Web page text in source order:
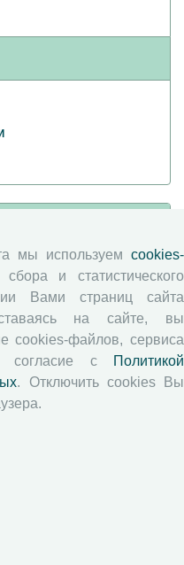
перемены
мы используем cookies-
и статистического
Вами страниц сайта
на сайте, вы
cookies-файлов, сервиса
согласие с
Политикой
. Отключить cookies Вы